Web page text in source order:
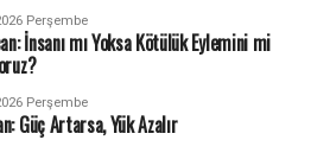
Perşembe
İnsanı mı Yoksa Kötülük Eylemini mi
Perşembe
Güç Artarsa, Yük Azalır